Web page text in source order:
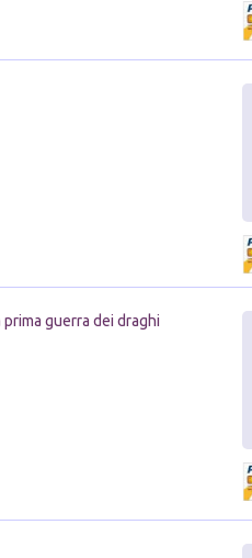
guerra dei draghi